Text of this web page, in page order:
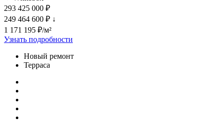
293 425 000 ₽
249 464 600 ₽ ↓
1 171 195 ₽/м²
Узнать подробности
Новый ремонт
Терраса